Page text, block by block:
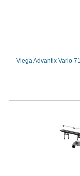
Viega Advantix Vario